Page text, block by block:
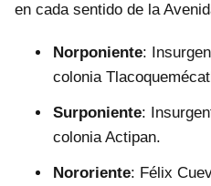
en cada sentido de la
Norponiente:
colonia
Surponiente:
colonia Actipan.
Nororiente: Félix